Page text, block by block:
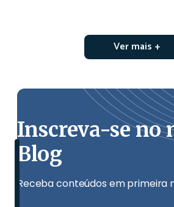
Ver mais +
Inscreva-se no
Blog
Receba conteúdos em primeira